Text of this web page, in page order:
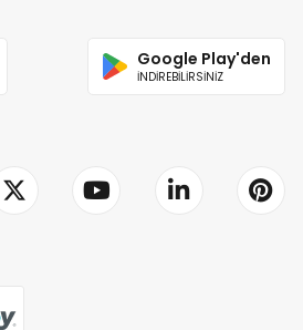
Google Play'den
İNDİREBİLİRSİNİZ